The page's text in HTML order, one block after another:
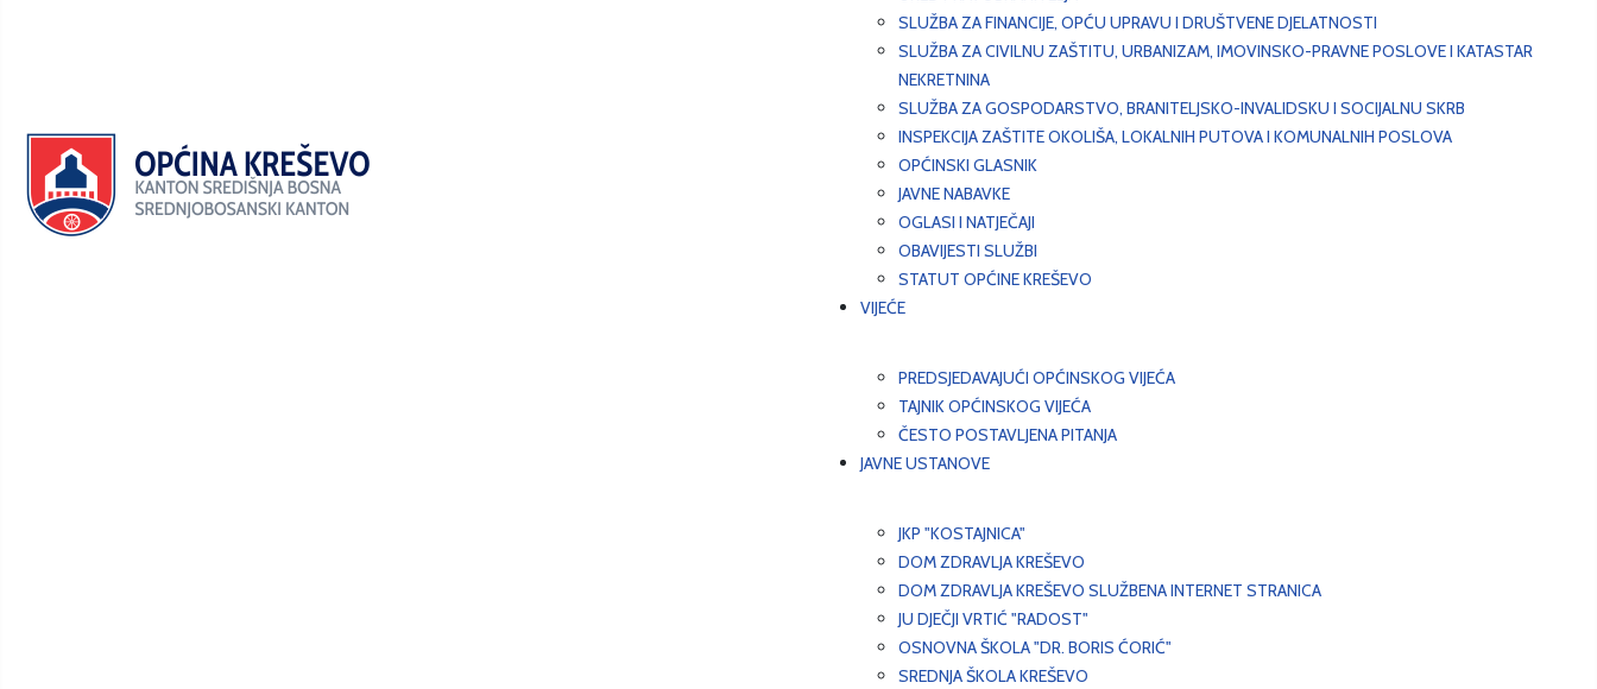
SLUŽBA ZA FINANCIJE, OPĆU UPRAVU I DRUŠTVENE DJELATNOSTI
SLUŽBA ZA CIVILNU ZAŠTITU, URBANIZAM, IMOVINSKO-PRAVNE POSLOVE I KATASTAR
NEKRETNINA
SLUŽBA ZA GOSPODARSTVO, BRANITELJSKO-INVALIDSKU I SOCIJALNU SKRB
INSPEKCIJA ZAŠTITE OKOLIŠA, LOKALNIH PUTOVA I KOMUNALNIH POSLOVA
OPĆINSKI GLASNIK
JAVNE NABAVKE
OGLASI I NATJEČAJI
OBAVIJESTI SLUŽBI
STATUT OPĆINE KREŠEVO
VIJEĆE
PREDSJEDAVAJUĆI OPĆINSKOG VIJEĆA
TAJNIK OPĆINSKOG VIJEĆA
ČESTO POSTAVLJENA PITANJA
JAVNE USTANOVE
JKP "KOSTAJNICA"
DOM ZDRAVLJA KREŠEVO
DOM ZDRAVLJA KREŠEVO SLUŽBENA INTERNET STRANICA
JU DJEČJI VRTIĆ "RADOST"
OSNOVNA ŠKOLA "DR. BORIS ĆORIĆ"
SREDNJA ŠKOLA KREŠEVO